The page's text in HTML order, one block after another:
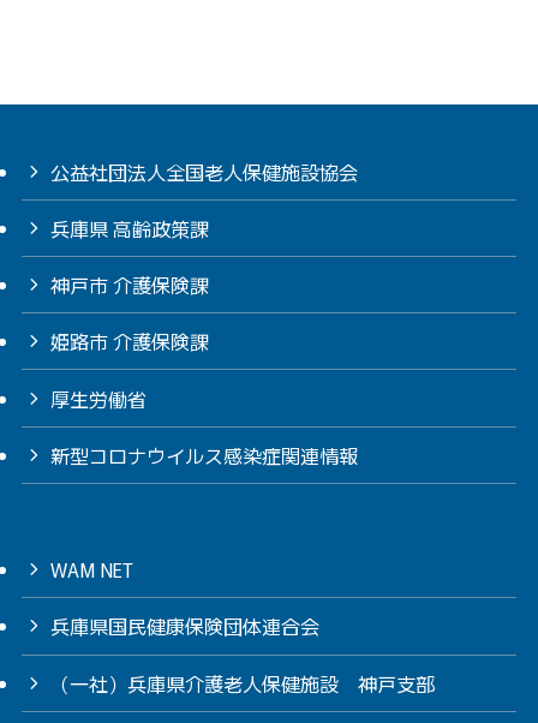
公益社団法人全国老人保健施設協会
兵庫県 高齢政策課
神戸市 介護保険課
姫路市 介護保険課
厚生労働省
新型コロナウイルス感染症関連情報
WAM NET
兵庫県国民健康保険団体連合会
（一社）兵庫県介護老人保健施設 神戸支部